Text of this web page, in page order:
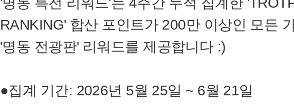
RANKING' 합산 포인트가 200만 이상인 모든
'명동 전광판' 리워드를 제공합니다 :)
●집계 기간: 2026년 5월 25일 ~ 6월 21일